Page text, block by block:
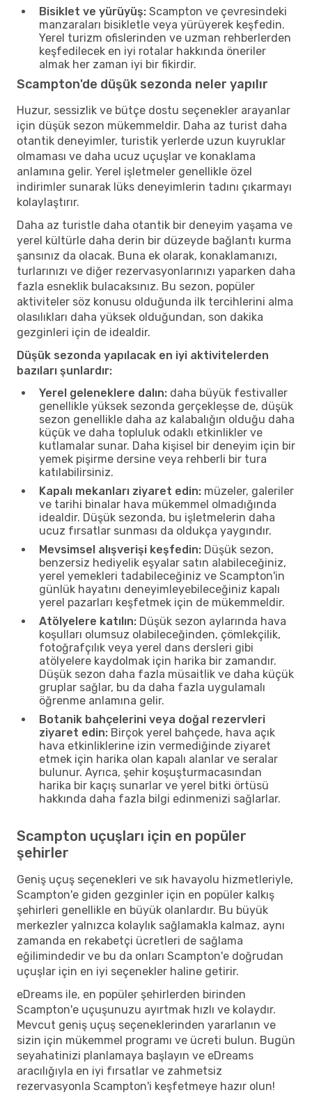
Bisiklet ve yürüyüş: Scampton ve çevresindeki
manzaraları bisikletle veya yürüyerek keşfedin.
Yerel turizm ofislerinden ve uzman rehberlerden
keşfedilecek en iyi rotalar hakkında öneriler
almak her zaman iyi bir fikirdir.
Scampton'de düşük sezonda neler yapılır
Huzur, sessizlik ve bütçe dostu seçenekler arayanlar
için düşük sezon mükemmeldir. Daha az turist daha
otantik deneyimler, turistik yerlerde uzun kuyruklar
olmaması ve daha ucuz uçuşlar ve konaklama
anlamına gelir. Yerel işletmeler genellikle özel
indirimler sunarak lüks deneyimlerin tadını çıkarmayı
kolaylaştırır.
Daha az turistle daha otantik bir deneyim yaşama ve
yerel kültürle daha derin bir düzeyde bağlantı kurma
şansınız da olacak. Buna ek olarak, konaklamanızı,
turlarınızı ve diğer rezervasyonlarınızı yaparken daha
fazla esneklik bulacaksınız. Bu sezon, popüler
aktiviteler söz konusu olduğunda ilk tercihlerini alma
olasılıkları daha yüksek olduğundan, son dakika
gezginleri için de idealdir.
Düşük sezonda yapılacak en iyi aktivitelerden
bazıları şunlardır:
Yerel geleneklere dalın: daha büyük festivaller
genellikle yüksek sezonda gerçekleşse de, düşük
sezon genellikle daha az kalabalığın olduğu daha
küçük ve daha topluluk odaklı etkinlikler ve
kutlamalar sunar. Daha kişisel bir deneyim için bir
yemek pişirme dersine veya rehberli bir tura
katılabilirsiniz.
Kapalı mekanları ziyaret edin: müzeler, galeriler
ve tarihi binalar hava mükemmel olmadığında
idealdir. Düşük sezonda, bu işletmelerin daha
ucuz fırsatlar sunması da oldukça yaygındır.
Mevsimsel alışverişi keşfedin: Düşük sezon,
benzersiz hediyelik eşyalar satın alabileceğiniz,
yerel yemekleri tadabileceğiniz ve Scampton'in
günlük hayatını deneyimleyebileceğiniz kapalı
yerel pazarları keşfetmek için de mükemmeldir.
Atölyelere katılın: Düşük sezon aylarında hava
koşulları olumsuz olabileceğinden, çömlekçilik,
fotoğrafçılık veya yerel dans dersleri gibi
atölyelere kaydolmak için harika bir zamandır.
Düşük sezon daha fazla müsaitlik ve daha küçük
gruplar sağlar, bu da daha fazla uygulamalı
öğrenme anlamına gelir.
Botanik bahçelerini veya doğal rezervleri
ziyaret edin: Birçok yerel bahçede, hava açık
hava etkinliklerine izin vermediğinde ziyaret
etmek için harika olan kapalı alanlar ve seralar
bulunur. Ayrıca, şehir koşuşturmacasından
harika bir kaçış sunarlar ve yerel bitki örtüsü
hakkında daha fazla bilgi edinmenizi sağlarlar.
Scampton uçuşları için en popüler
şehirler
Geniş uçuş seçenekleri ve sık havayolu hizmetleriyle,
Scampton'e giden gezginler için en popüler kalkış
şehirleri genellikle en büyük olanlardır. Bu büyük
merkezler yalnızca kolaylık sağlamakla kalmaz, aynı
zamanda en rekabetçi ücretleri de sağlama
eğilimindedir ve bu da onları Scampton'e doğrudan
uçuşlar için en iyi seçenekler haline getirir.
eDreams ile, en popüler şehirlerden birinden
Scampton'e uçuşunuzu ayırtmak hızlı ve kolaydır.
Mevcut geniş uçuş seçeneklerinden yararlanın ve
sizin için mükemmel programı ve ücreti bulun. Bugün
seyahatinizi planlamaya başlayın ve eDreams
aracılığıyla en iyi fırsatlar ve zahmetsiz
rezervasyonla Scampton'i keşfetmeye hazır olun!